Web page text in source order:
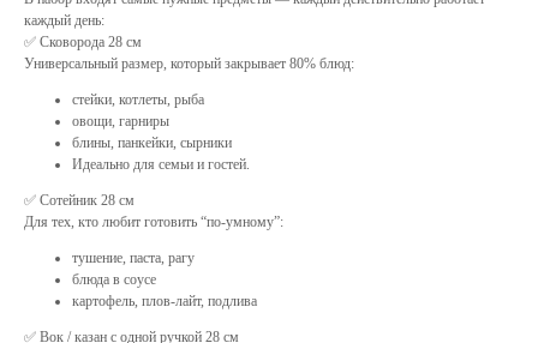
каждый день:
✅ Сковорода 28 см
Универсальный размер, который закрывает 80% блюд:
стейки, котлеты, рыба
овощи, гарниры
блины, панкейки, сырники
Идеально для семьи и гостей.
✅ Сотейник 28 см
Для тех, кто любит готовить “по-умному”:
тушение, паста, рагу
блюда в соусе
картофель, плов-лайт, подлива
✅ Вок / казан с одной ручкой 28 см